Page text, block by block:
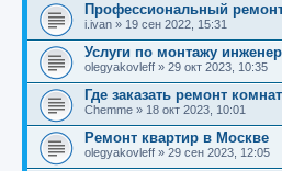
Профессиональный
i.ivan » 19 сен 2022, 15:31
Услуги по монтажу
olegyakovleff » 29 окт 2023, 10:35
Где заказать ремонт
Chemme » 18 окт 2023, 10:01
Ремонт квартир в Москве
olegyakovleff » 29 сен 2023, 12:05